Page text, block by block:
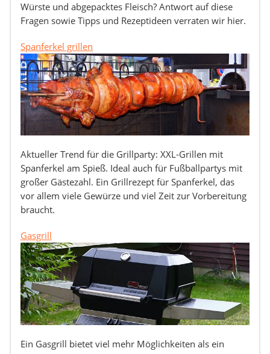
Würste und abgepacktes Fleisch? Antwort auf diese
Fragen sowie Tipps und Rezeptideen verraten wir hier.
Spanferkel grillen
Aktueller Trend für die Grillparty: XXL-Grillen mit
Spanferkel am Spieß. Ideal auch für Fußballpartys mit
großer Gästezahl. Ein Grillrezept für Spanferkel, das
vor allem viele Gewürze und viel Zeit zur Vorbereitung
braucht.
Gasgrill
Ein Gasgrill bietet viel mehr Möglichkeiten als ein